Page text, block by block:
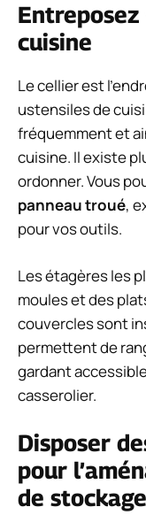
cuisine
Le cellier est
ustensiles de
fréquemment et
cuisine. Il existe
ordonner. Vous
panneau troué,
pour vos outils.
Les étagères les
moules et des
couvercles sont
permettent de
gardant
casserolier.
Disposer
pour
de stockage